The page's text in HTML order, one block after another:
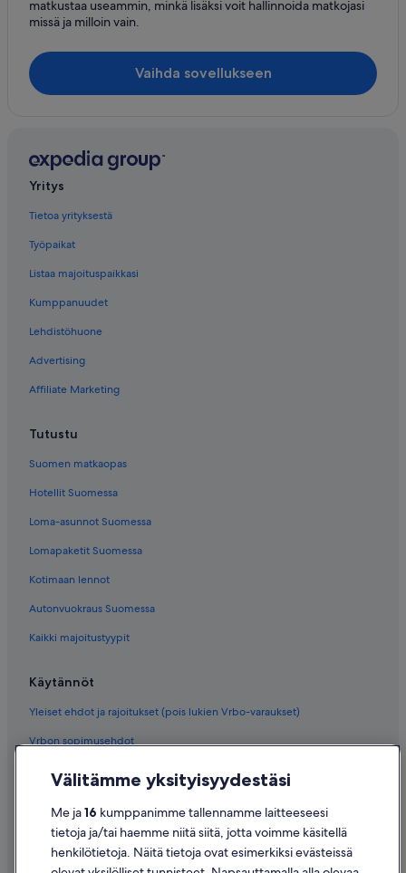
matkustaa useammin, minkä lisäksi voit hallinnoida matkojasi
missä ja milloin vain.
Vaihda sovellukseen
Yritys
Tietoa yrityksestä
Työpaikat
Listaa majoituspaikkasi
Kumppanuudet
Lehdistöhuone
Advertising
Affiliate Marketing
Tutustu
Suomen matkaopas
Hotellit Suomessa
Loma-asunnot Suomessa
Lomapaketit Suomessa
Kotimaan lennot
Autonvuokraus Suomessa
Kaikki majoitustyypit
Käytännöt
Yleiset ehdot ja rajoitukset (pois lukien Vrbo-varaukset)
Vrbon sopimusehdot
Evästeet
Käyttöehdot
Välitämme yksityisyydestäsi
Me ja16 kumppanimme tallennamme laitteeseesi
tietoja ja/tai haemme niitä siitä, jotta voimme käsitellä
henkilötietoja. Näitä tietoja ovat esimerkiksi evästeissä